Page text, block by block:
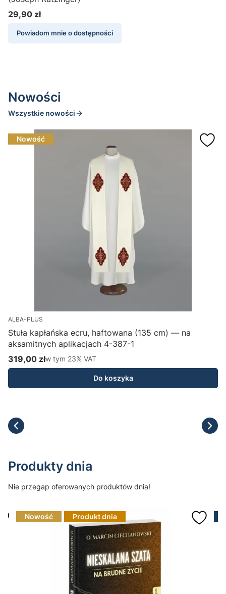
Cena
29,90 zł
Powiadom mnie o dostępności
Nowości
Wszystkie nowości
Nowość
ALBA-PLUS
Stuła kapłańska ecru, haftowana (135 cm) — na
aksamitnych aplikacjach 4-387-1
Cena brutto
319,00 złw tym %s VAT
w tym 23% VAT
Do koszyka
Produkty dnia
Nie przegap oferowanych produktów dnia!
Nowość Produkt dnia